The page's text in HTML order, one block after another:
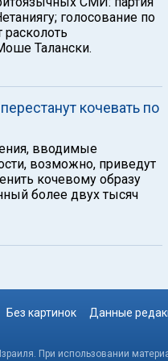
голосование по
Талански.
кочевать по
вводимые
возможно, приведут
кочевому образу
более двух тысяч
Без картинок Данные
При использовании